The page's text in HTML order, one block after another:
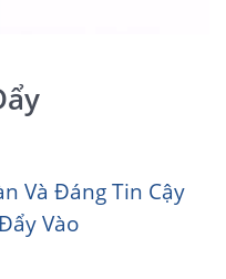
Và Đáng Tin Cậy
Vào